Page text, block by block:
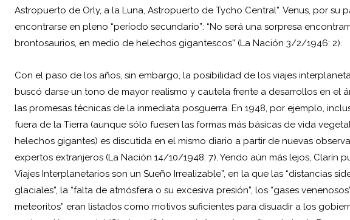
Astropuerto de Orly, a la Luna, Astropuerto de Tycho Central”. Venus, por
encontrarse en pleno “período secundario”: “No será una sorpresa
brontosaurios, en medio de helechos gigantescos” (La Nación 3/2/1946: 2).
Con el paso de los años, sin embargo, la posibilidad de los viajes
buscó darse un tono de mayor realismo y cautela frente a desarrollos en el
las promesas técnicas de la inmediata posguerra. En 1948, por ejemplo,
fuera de la Tierra (aunque sólo fuesen las formas más básicas de vida
helechos gigantes) es discutida en el mismo diario a partir de nuevas
expertos extranjeros (La Nación 14/10/1948: 7). Yendo aún más lejos, Clarín
Viajes Interplanetarios son un Sueño Irrealizable”, en la que las “distancias
glaciales”, la “falta de atmósfera o su excesiva presión”, los “gases
meteoritos” eran listados como motivos suficientes para disuadir a los